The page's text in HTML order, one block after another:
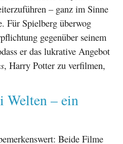
– ganz im Sinne
Für Spielberg überwog
gegenüber seinem
er das lukrative Angebot
, Harry Potter zu verfilmen,
Welten – ein
Beide Filme